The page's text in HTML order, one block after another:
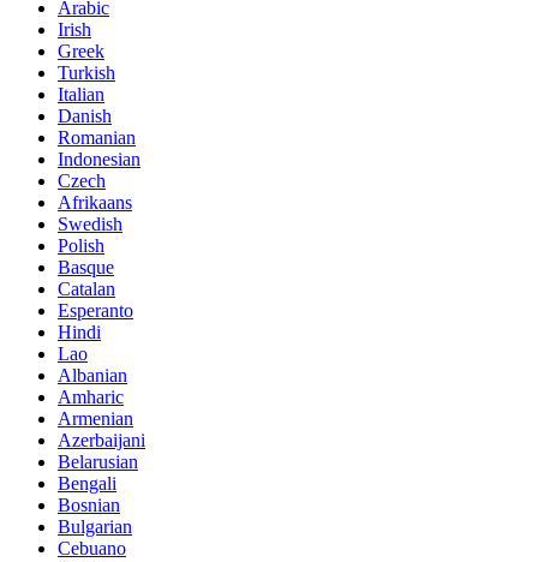
Arabic
Irish
Greek
Turkish
Italian
Danish
Romanian
Indonesian
Czech
Afrikaans
Swedish
Polish
Basque
Catalan
Esperanto
Hindi
Lao
Albanian
Amharic
Armenian
Azerbaijani
Belarusian
Bengali
Bosnian
Bulgarian
Cebuano